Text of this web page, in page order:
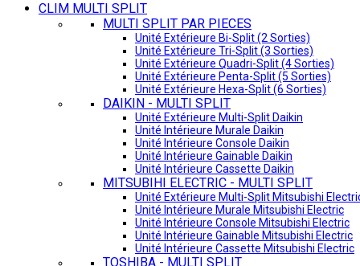
CLIM MULTI SPLIT
MULTI SPLIT PAR PIECES
Unité Extérieure Bi-Split (2 Sorties)
Unité Extérieure Tri-Split (3 Sorties)
Unité Extérieure Quadri-Split (4 Sorties)
Unité Extérieure Penta-Split (5 Sorties)
Unité Extérieure Hexa-Split (6 Sorties)
DAIKIN - MULTI SPLIT
Unité Extérieure Multi-Split Daikin
Unité Intérieure Murale Daikin
Unité Intérieure Console Daikin
Unité Intérieure Gainable Daikin
Unité Intérieure Cassette Daikin
MITSUBIHI ELECTRIC - MULTI SPLIT
Unité Extérieure Multi-Split Mitsubishi
Unité Intérieure Murale Mitsubishi Electric
Unité Intérieure Console Mitsubishi Electric
Unité Intérieure Gainable Mitsubishi Electric
Unité Intérieure Cassette Mitsubishi Electric
TOSHIBA - MULTI SPLIT